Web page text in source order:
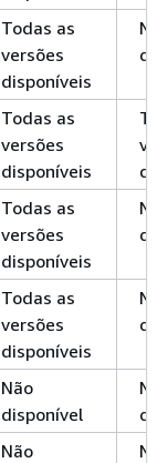
Todas as
versões
disponíveis
Todas as
versões
disponíveis
Todas as
versões
disponíveis
Todas as
versões
disponíveis
Não
disponível
Não